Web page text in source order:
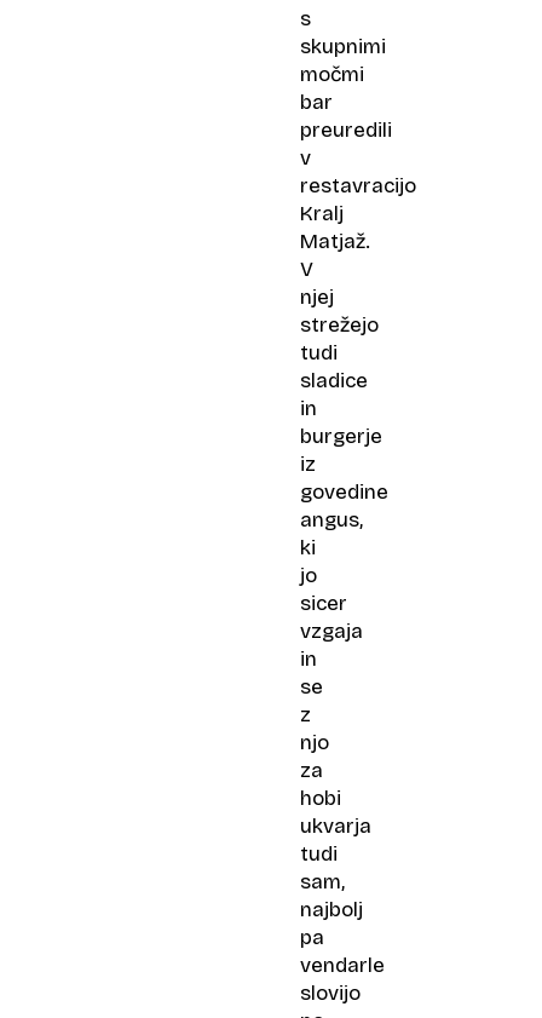
s
skupnimi
močmi
bar
preuredili
v
restavracijo
Kralj
Matjaž.
V
njej
strežejo
tudi
sladice
in
burgerje
iz
govedine
angus,
ki
jo
sicer
vzgaja
in
se
z
njo
za
hobi
ukvarja
tudi
sam,
najbolj
pa
vendarle
slovijo